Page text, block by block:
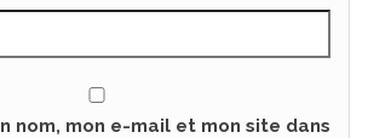
nom, mon e-mail et mon site dans